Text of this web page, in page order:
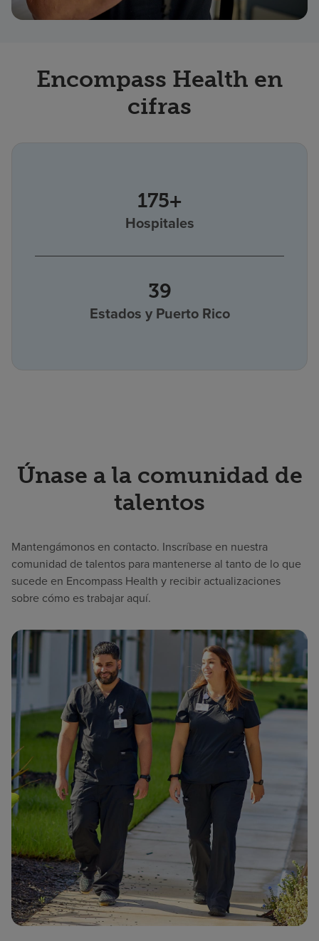
Encompass Health en
cifras
175+
Hospitales
39
Estados y Puerto Rico
Únase a la comunidad de
talentos
Mantengámonos en contacto. Inscríbase en nuestra
comunidad de talentos para mantenerse al tanto de lo que
sucede en Encompass Health y recibir actualizaciones
sobre cómo es trabajar aquí.